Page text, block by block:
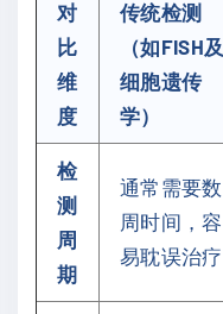
对
比
维
度
传统检测
（如FISH及
细胞遗传
学）
检
测
周
期
通常需要数
周时间，容
易耽误治疗